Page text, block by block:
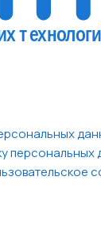
персональных